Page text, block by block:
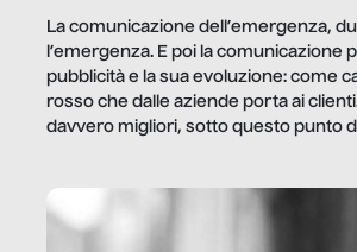
La comunicazione dell’emergenza,
l’emergenza. E poi la comunicazione
pubblicità e la sua evoluzione: come
rosso che dalle aziende porta ai
davvero migliori, sotto questo punto